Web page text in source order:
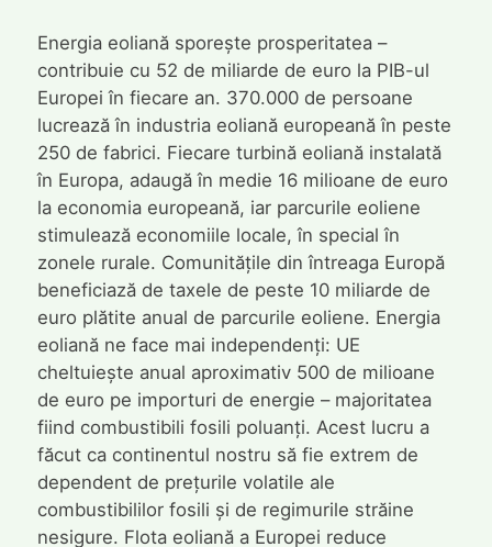
Energia eoliană sporește prosperitatea –
contribuie cu 52 de miliarde de euro la PIB-ul
Europei în fiecare an. 370.000 de persoane
lucrează în industria eoliană europeană în peste
250 de fabrici. Fiecare turbină eoliană instalată
în Europa, adaugă în medie 16 milioane de euro
la economia europeană, iar parcurile eoliene
stimulează economiile locale, în special în
zonele rurale. Comunitățile din întreaga Europă
beneficiază de taxele de peste 10 miliarde de
euro plătite anual de parcurile eoliene. Energia
eoliană ne face mai independenți: UE
cheltuiește anual aproximativ 500 de milioane
de euro pe importuri de energie – majoritatea
fiind combustibili fosili poluanți. Acest lucru a
făcut ca continentul nostru să fie extrem de
dependent de prețurile volatile ale
combustibililor fosili și de regimurile străine
nesigure. Flota eoliană a Europei reduce